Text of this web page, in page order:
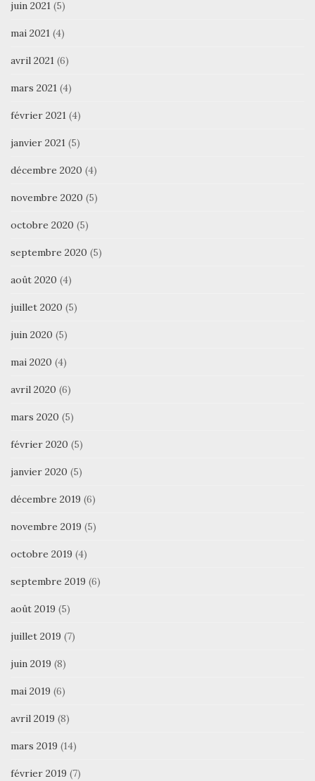
juin 2021 (5)
mai 2021 (4)
avril 2021 (6)
mars 2021 (4)
février 2021 (4)
janvier 2021 (5)
décembre 2020 (4)
novembre 2020 (5)
octobre 2020 (5)
septembre 2020 (5)
août 2020 (4)
juillet 2020 (5)
juin 2020 (5)
mai 2020 (4)
avril 2020 (6)
mars 2020 (5)
février 2020 (5)
janvier 2020 (5)
décembre 2019 (6)
novembre 2019 (5)
octobre 2019 (4)
septembre 2019 (6)
août 2019 (5)
juillet 2019 (7)
juin 2019 (8)
mai 2019 (6)
avril 2019 (8)
mars 2019 (14)
février 2019 (7)